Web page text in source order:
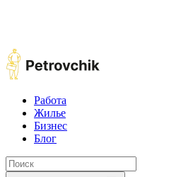
Работа
Жилье
Бизнес
Блог